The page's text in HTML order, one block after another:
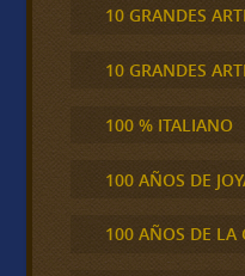
10 GRANDES
10 GRANDES
100 % ITALIANO
100 AÑOS DE
100 AÑOS DE LA